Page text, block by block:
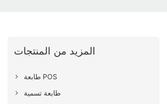
المزيد من المنتجات
طابعة POS
طابعة تسمية